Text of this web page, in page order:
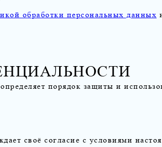
обработки персональных данных
порядок защиты и
своё согласие с условиями